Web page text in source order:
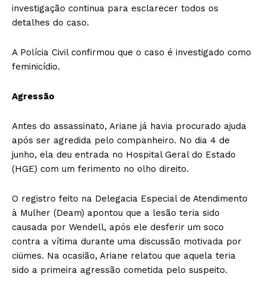
investigação continua para esclarecer todos os
detalhes do caso.
A Polícia Civil confirmou que o caso é investigado como
feminicídio.
Agressão
Antes do assassinato, Ariane já havia procurado ajuda
após ser agredida pelo companheiro. No dia 4 de
junho, ela deu entrada no Hospital Geral do Estado
(HGE) com um ferimento no olho direito.
O registro feito na Delegacia Especial de Atendimento
à Mulher (Deam) apontou que a lesão teria sido
causada por Wendell, após ele desferir um soco
contra a vítima durante uma discussão motivada por
ciúmes. Na ocasião, Ariane relatou que aquela teria
sido a primeira agressão cometida pelo suspeito.